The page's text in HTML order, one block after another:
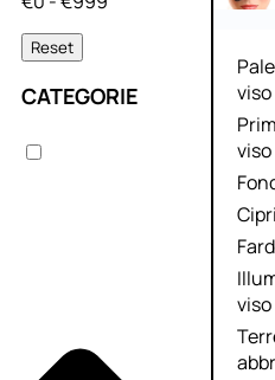
viso
viso
viso
Reset
CATEGORIE